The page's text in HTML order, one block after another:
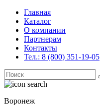
Главная
Каталог
О компании
Партнерам
Контакты
Тел.: 8 (800) 351-19-05
Поиск
for:
Воронеж